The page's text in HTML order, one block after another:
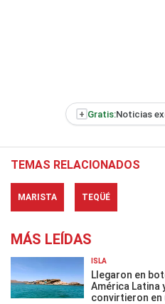
+ Gratis:Noticias
TEMAS RELACIONADOS
MARISTA TEQÜÉ
MÁS LEÍDAS
ISLA
Llegaron en
América Latina
convirtieron